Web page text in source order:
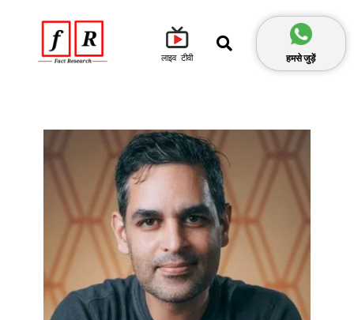
लाइव टीवी हमसे जुड़ें